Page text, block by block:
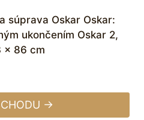
súprava Oskar Oskar:
ukončením Oskar 2,
x 86 cm
→